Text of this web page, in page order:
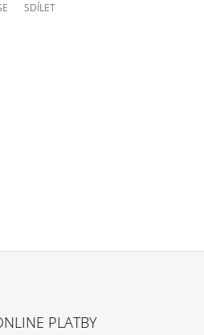
SDÍLET
PLATBY